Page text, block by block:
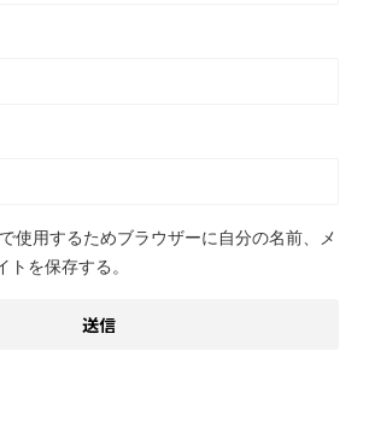
使用するためブラウザーに自分の名前、メ
を保存する。